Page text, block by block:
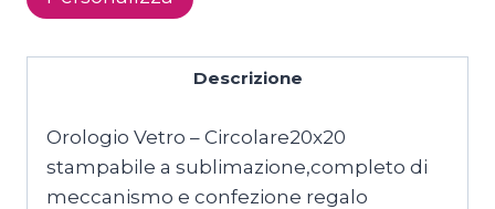
20x20-
con
foto
Descrizione
Orologio Vetro – Circolare20x20
stampabile a sublimazione,completo di
meccanismo e confezione regalo